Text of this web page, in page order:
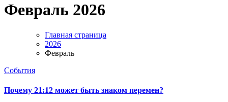
Февраль 2026
Главная страница
2026
Февраль
События
Почему 21:12 может быть знаком перемен?